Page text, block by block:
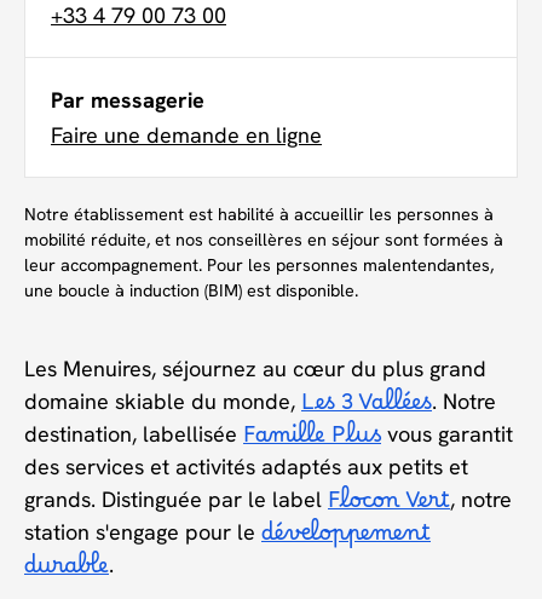
+33 4 79 00 73 00
Par messagerie
Faire une demande en ligne
Notre établissement est habilité à accueillir les personnes à
mobilité réduite, et nos conseillères en séjour sont formées à
leur accompagnement. Pour les personnes malentendantes,
une boucle à induction (BIM) est disponible.
Les Menuires, séjournez au cœur du plus grand
domaine skiable du monde, Les 3 Vallées. Notre
destination, labellisée Famille Plus vous garantit
des services et activités adaptés aux petits et
grands. Distinguée par le label Flocon Vert, notre
station s'engage pour le développement
durable.